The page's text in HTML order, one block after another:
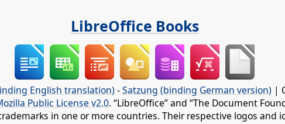
LibreOffice Books
English translation) -Satzung (binding German version) |
Public License v2.0. “LibreOffice” and “The Document
in one or more countries. Their respective logos